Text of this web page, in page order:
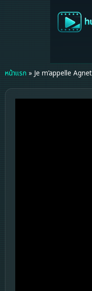
หน้าแรก » Je m’appelle